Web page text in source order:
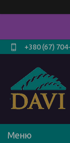
+380 (67)